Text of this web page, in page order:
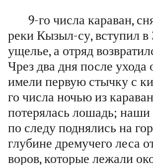
9-го числа караван,
реки Кызыл-су, вступил в
ущелье, а отряд
Чрез два дня после ухода
имели первую стычку с
го числа ночью из
потерялась лошадь;
по следу поднялись на
глубине дремучего леса
воров, которые лежали